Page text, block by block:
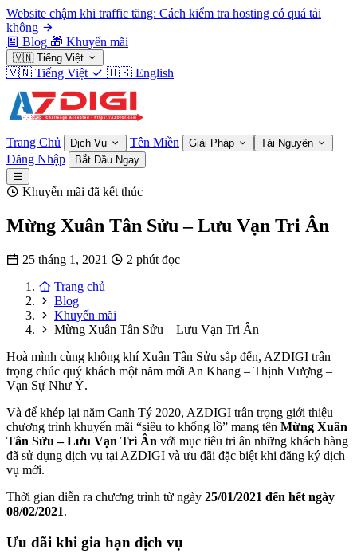
Website chậm khi traffic tăng: Cách kiểm tra hosting có quá tải
không
Blog 🎁 Khuyến mãi
🇻🇳 Tiếng Việt
🇻🇳 Tiếng Việt 🇺🇸 English
Trang Chủ Dịch Vụ Tên Miền Giải Pháp Tài Nguyên
Đăng Nhập Bắt Đầu Ngay
Khuyến mãi đã kết thúc
Mừng Xuân Tân Sửu – Lưu Vạn Tri Ân
25 tháng 1, 2021
2 phút đọc
Trang chủ
Blog
Khuyến mãi
Mừng Xuân Tân Sửu – Lưu Vạn Tri Ân
Hoà mình cùng không khí Xuân Tân Sửu sắp đến, AZDIGI trân
trọng chúc quý khách một năm mới An Khang – Thịnh Vượng –
Vạn Sự Như Ý.
Và để khép lại năm Canh Tý 2020, AZDIGI trân trọng giới thiệu
chương trình khuyến mãi “siêu to khổng lồ” mang tên Mừng Xuân
Tân Sửu – Lưu Vạn Tri Ân với mục tiêu tri ân những khách hàng
đã sử dụng dịch vụ tại AZDIGI và ưu đãi đặc biệt khi đăng ký dịch
vụ mới.
Thời gian diễn ra chương trình từ ngày 25/01/2021 đến hết ngày
08/02/2021.
Ưu đãi khi gia hạn dịch vụ